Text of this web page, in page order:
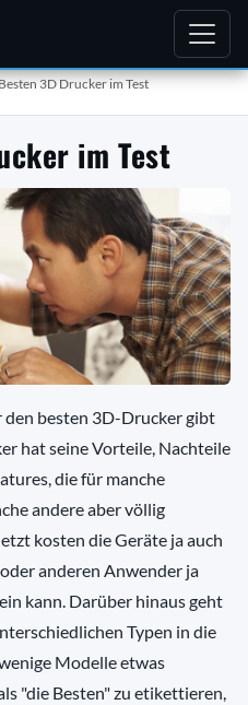
3D Drucker im Test
im Test
den besten 3D-Drucker gibt
hat seine Vorteile, Nachteile
die für manche
andere aber völlig
kosten die Geräte ja auch
anderen Anwender ja
kann. Darüber hinaus geht
Typen in die
Modelle etwas
"die Besten" zu etikettieren,